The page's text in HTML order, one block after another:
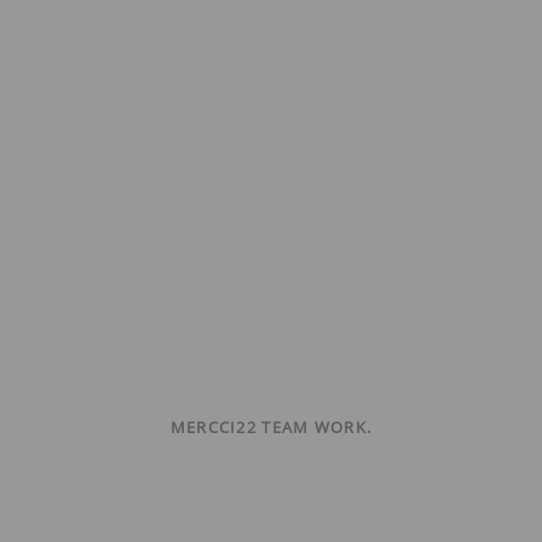
MERCCI22 TEAM WORK.